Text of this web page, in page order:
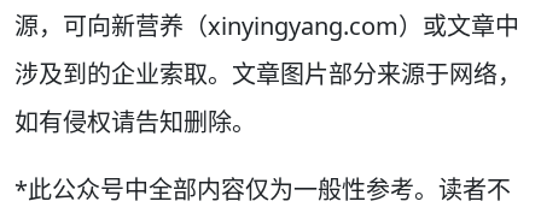
源，可向新营养（xinyingyang.com）或文章中
涉及到的企业索取。文章图片部分来源于网络，
如有侵权请告知删除。
*此公众号中全部内容仅为一般性参考。读者不